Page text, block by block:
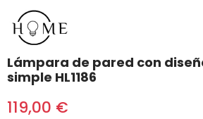
Lámpara de pared con
simple HL1186
119,00 €